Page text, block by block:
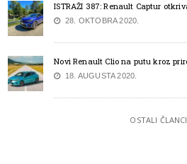
ISTRAŽI 387: Renault Captur
28. OKTOBRA 2020.
Novi Renault Clio na putu kroz
18. AUGUSTA 2020.
OSTALI ČLANCI